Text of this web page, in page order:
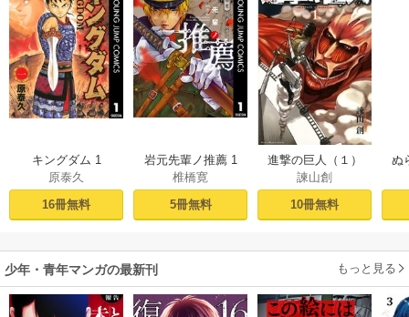
キングダム 1
原泰久
16冊無料
岩元先輩ノ推薦 1
椎橋寛
5冊無料
進撃の巨人（１）
諫山創
10冊無料
ぬ
少年・青年マンガの最新刊 もっと見る